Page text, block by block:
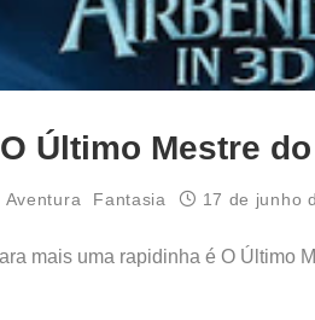
Último Mestre
Aventura Fantasia 17 de junho
mais uma rapidinha é O Último